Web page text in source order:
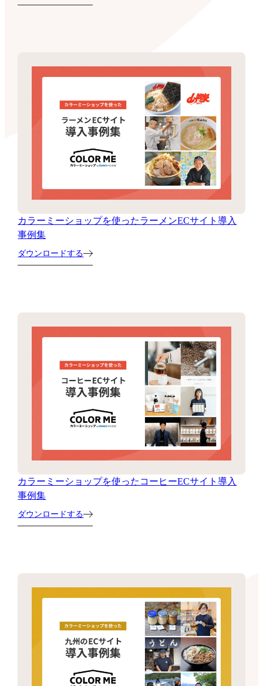
カラーミーショップを使ったラーメンECサイト導入
事例集
ダウンロードする
カラーミーショップを使ったコーヒーECサイト導入
事例集
ダウンロードする